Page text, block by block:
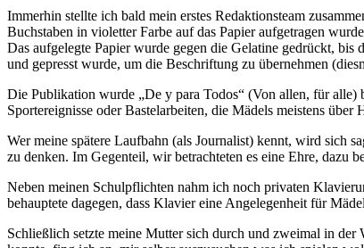
Immerhin stellte ich bald mein erstes Redaktionsteam
Buchstaben in violetter Farbe auf das Papier aufgetragen
Das aufgelegte Papier wurde gegen die Gelatine gedrückt, bis
und gepresst wurde, um die Beschriftung zu übernehmen
Die Publikation wurde
De y para Todos
(Von allen, für alle)
Sportereignisse oder Bastelarbeiten, die Mädels meistens über
Wer meine spätere Laufbahn (als Journalist) kennt, wird sich
zu denken. Im Gegenteil, wir betrachteten es eine Ehre, dazu
Neben meinen Schulpflichten nahm ich noch privaten
behauptete dagegen, dass Klavier eine Angelegenheit für
Schließlich setzte meine Mutter sich durch und zweimal in